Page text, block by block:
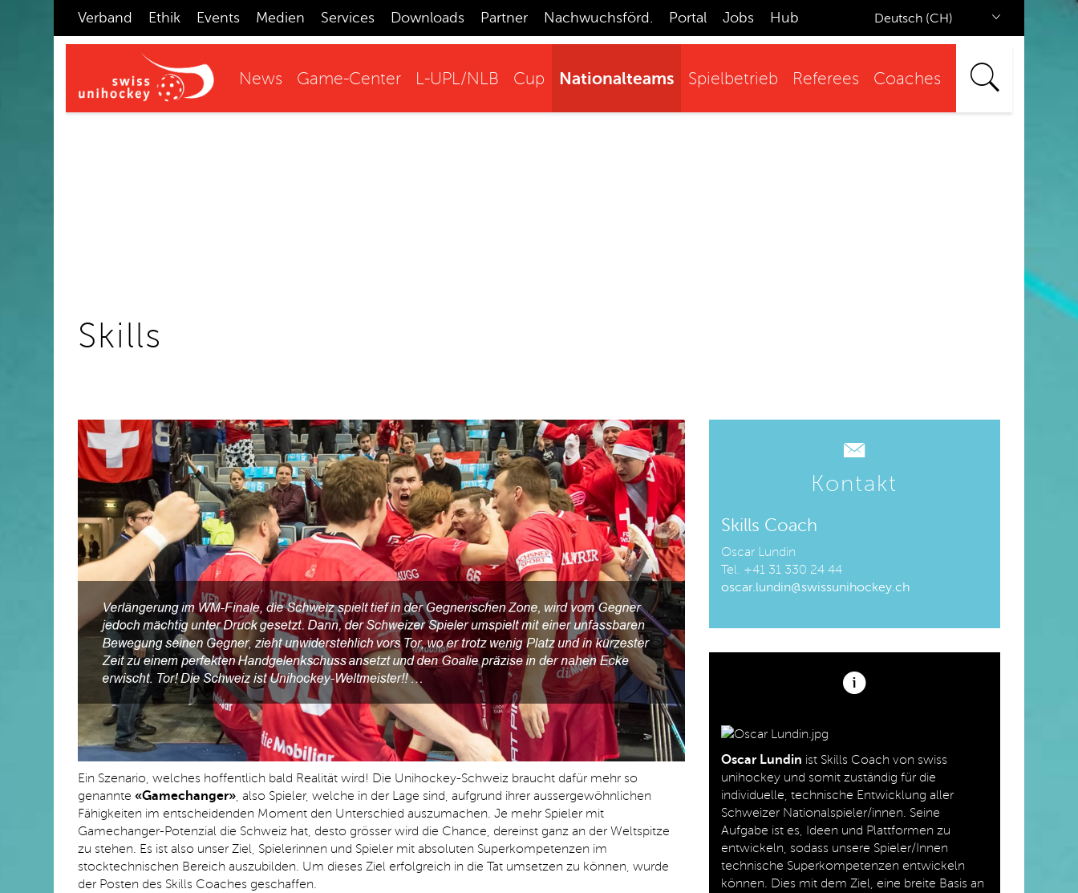
Verband Ethik Events Medien Services Downloads Partner Nachwuchsförd. Portal Jobs Hub Deutsch (CH)
News Game-Center L-UPL/NLB Cup Nationalteams Spielbetrieb Referees Coaches
Skills
Ein Szenario, welches hoffentlich bald Realität wird! Die Unihockey-Schweiz braucht dafür mehr so
genannte «Gamechanger» , also Spieler, welche in der Lage sind, aufgrund ihrer aussergewöhnlichen
Fähigkeiten im entscheidenden Moment den Unterschied auszumachen. Je mehr Spieler mit
Gamechanger-Potenzial die Schweiz hat, desto grösser wird die Chance, dereinst ganz an der Weltspitze
zu stehen. Es ist also unser Ziel, Spielerinnen und Spieler mit absoluten Superkompetenzen im
stocktechnischen Bereich auszubilden. Um dieses Ziel erfolgreich in die Tat umsetzen zu können, wurde
der Posten des Skills Coaches geschaffen.
Kontakt
Skills Coach
Oscar Lundin
Tel. +41 31 330 24 44
oscar.lundin@swissunihockey.ch
Oscar Lundin ist Skills Coach von swiss
unihockey und somit zuständig für die
individuelle, technische Entwicklung aller
Schweizer Nationalspieler/innen. Seine
Aufgabe ist es, Ideen und Plattformen zu
entwickeln, sodass unsere Spieler/Innen
technische Superkompetenzen entwickeln
können. Dies mit dem Ziel, eine breite Basis an